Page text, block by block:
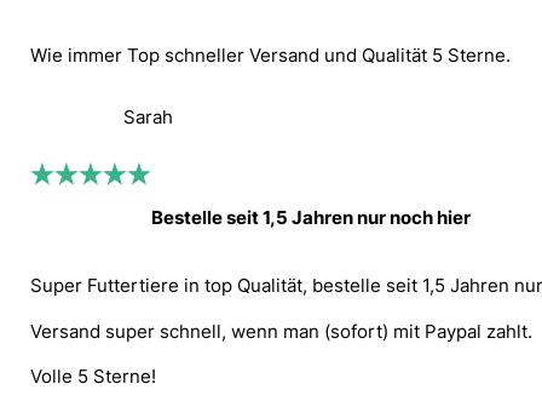
Wie immer Top schneller Versand und Qualität 5 Sterne.
Sarah
Bestelle seit 1,5 Jahren nur noch hier
Super Futtertiere in top Qualität, bestelle seit 1,5 Jahren
Versand super schnell, wenn man (sofort) mit Paypal zahlt.
Volle 5 Sterne!